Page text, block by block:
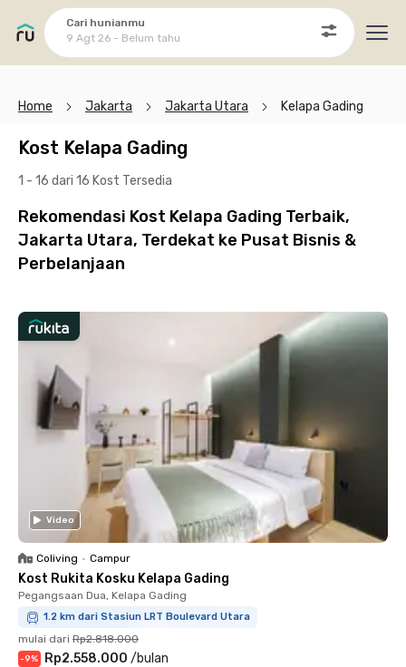
Cari hunianmu
9 Agt 26 - Belum tahu
Home Jakarta Jakarta Utara Kelapa Gading
Kost Kelapa Gading
1 - 16 dari 16 Kost Tersedia
Rekomendasi Kost Kelapa Gading Terbaik,
Jakarta Utara, Terdekat ke Pusat Bisnis &
Perbelanjaan
Video
Coliving • Campur
Kost Rukita Kosku Kelapa Gading
Pegangsaan Dua, Kelapa Gading
1.2 km dari Stasiun LRT Boulevard Utara
mulai dari Rp2.818.000
-9% Rp2.558.000 /bulan